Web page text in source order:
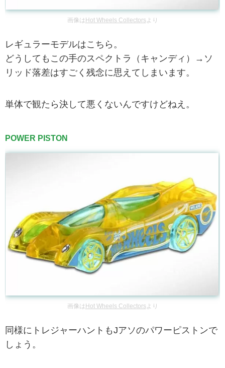
画像は Hot Wheels Collectors より
レギュラーモデルはこちら。
どうしてもこの手のスペクトラ（キャンディ）→ソ
リッド落差はすごく残念に思えてしまいます。
単体で観たら決して悪くないんですけどねえ。
POWER PISTON
画像は Hot Wheels Collectors より
同様にトレジャーハントもJアソのパワーピストンで
しょう。